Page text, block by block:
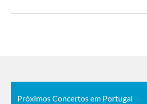
Próximos Concertos em Portugal